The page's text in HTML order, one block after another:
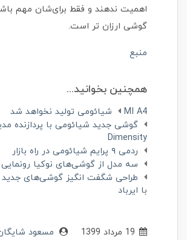
اهمیت ندهند و فقط برای‌شان مهم
گوشی ارزان تر است.
منبع
همچنین بخوانید...
MI A4 شیائومی تولید نخواهد شد
گوشی جدید شیائومی با پردازنده
Dimensity
ردمی ۹ پرایم شیائومی در راه بازار
سه مدل از گوشی‌های نوکیا
طراحی شگفت انگیز گوشی‌های
با ایرباد
مسعود